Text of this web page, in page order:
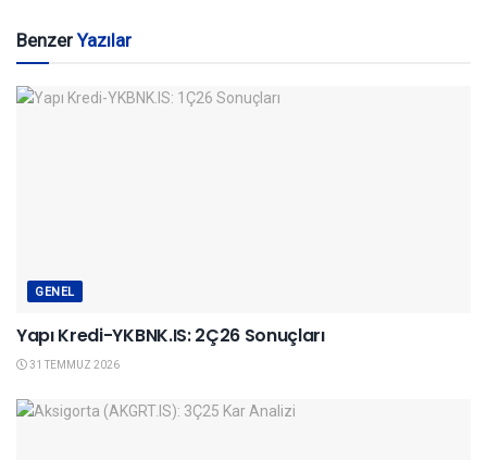
BenzerYazılar
GENEL
Yapı Kredi-YKBNK.IS: 2Ç26 Sonuçları
31 TEMMUZ 2026